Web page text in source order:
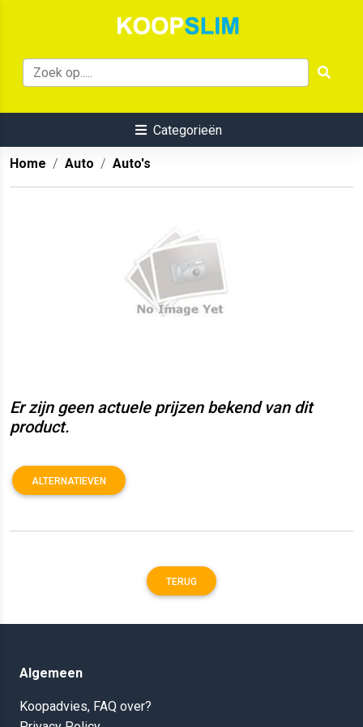
Categorieën
Home Auto Auto's
Er zijn geen actuele prijzen bekend van dit
product.
ALTERNATIEVEN
TERUG
Algemeen
Koopadvies, FAQ over?